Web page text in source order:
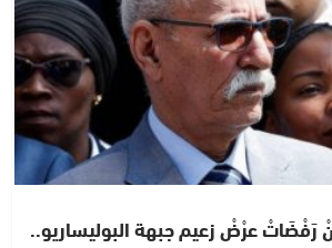
رَفْضَاتْ عرْضْ زعيم جبهة البوليساريو..